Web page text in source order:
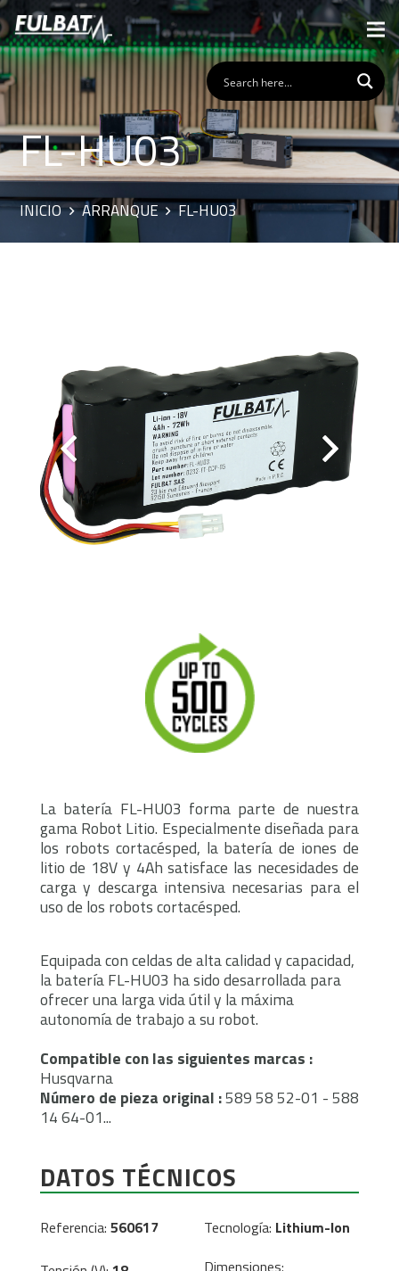
FL-HU03
INICIO ARRANQUE FL-HU03
La batería FL-HU03 forma parte de nuestra
gama Robot Litio. Especialmente diseñada para
los robots cortacésped, la batería de iones de
litio de 18V y 4Ah satisface las necesidades de
carga y descarga intensiva necesarias para el
uso de los robots cortacésped.
Equipada con celdas de alta calidad y capacidad,
la batería FL-HU03 ha sido desarrollada para
ofrecer una larga vida útil y la máxima
autonomía de trabajo a su robot.
Compatible con las siguientes marcas :
Husqvarna
Número de pieza original :589 58 52-01 - 588
14 64-01...
DATOS TÉCNICOS
Referencia: 560617
Tecnología: Lithium-Ion
Dimensiones: